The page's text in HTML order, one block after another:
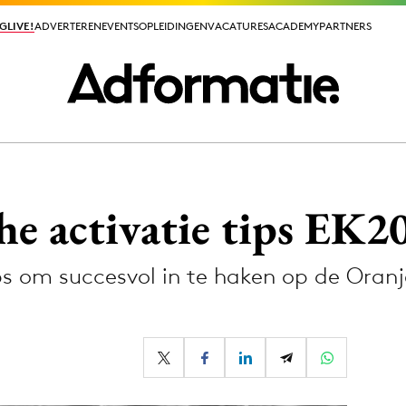
ADVERTERENEVENTSOPLEIDINGENVACATURESACADEMYPARTNERS
ADVERTERENEVENTSOPLEIDINGENVACATURESACADEMYPARTNERS
Merkstrategie
PR
activatie tips
om succesvol in te haken op de